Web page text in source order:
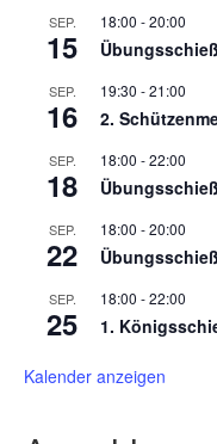
SEP.
15
18:00 -20:00
SEP.
16
19:30 -21:00
2.
SEP.
18
18:00 -22:00
SEP.
22
18:00 -20:00
SEP.
25
18:00 -22:00
1.
Kalender anzeigen